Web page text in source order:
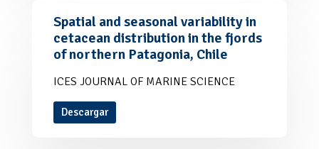
Spatial and seasonal variability in
cetacean distribution in the fjords
of northern Patagonia, Chile
ICES JOURNAL OF MARINE SCIENCE
Descargar